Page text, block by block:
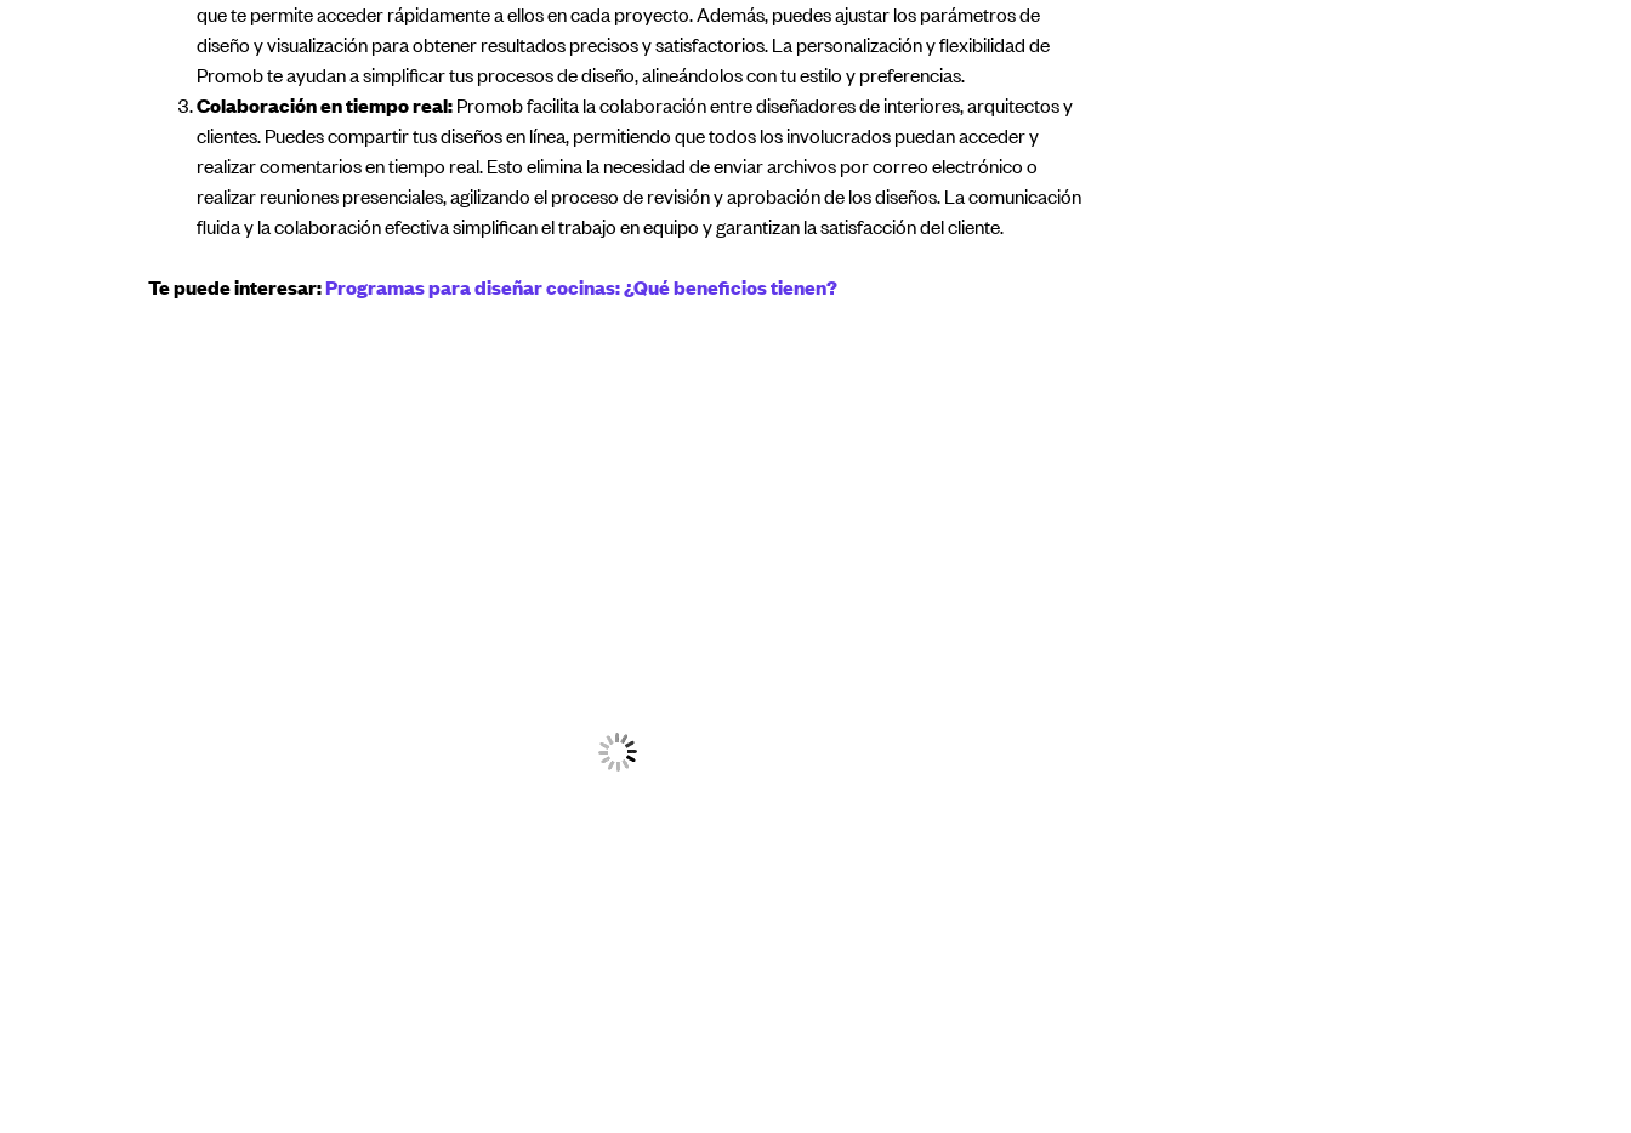
que te permite acceder rápidamente a ellos en cada proyecto. Además, puedes ajustar los parámetros de
diseño y visualización para obtener resultados precisos y satisfactorios. La personalización y flexibilidad de
Promob te ayudan a simplificar tus procesos de diseño, alineándolos con tu estilo y preferencias.
Colaboración en tiempo real: Promob facilita la colaboración entre diseñadores de interiores, arquitectos y
clientes. Puedes compartir tus diseños en línea, permitiendo que todos los involucrados puedan acceder y
realizar comentarios en tiempo real. Esto elimina la necesidad de enviar archivos por correo electrónico o
realizar reuniones presenciales, agilizando el proceso de revisión y aprobación de los diseños. La comunicación
fluida y la colaboración efectiva simplifican el trabajo en equipo y garantizan la satisfacción del cliente.
Te puede interesar:Programas para diseñar cocinas: ¿Qué beneficios tienen?